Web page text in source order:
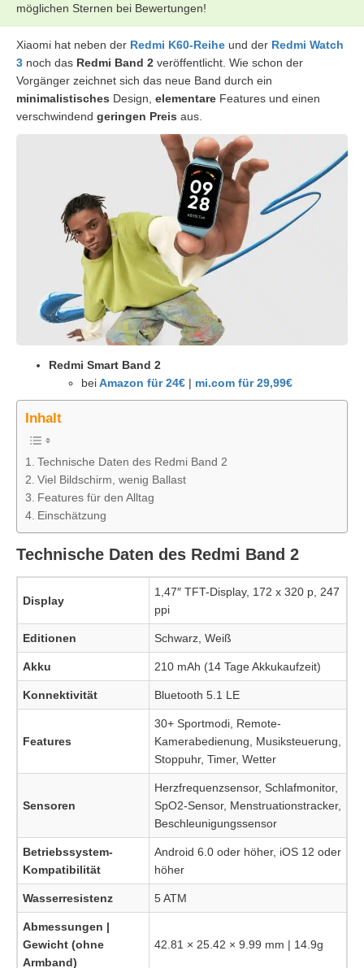
möglichen Sternen bei Bewertungen!
Xiaomi hat neben der Redmi K60-Reihe und der Redmi Watch
3 noch das Redmi Band 2 veröffentlicht. Wie schon der
Vorgänger zeichnet sich das neue Band durch ein
minimalistisches Design, elementare Features und einen
verschwindend geringen Preis aus.
Redmi Smart Band 2
beiAmazon für 24€ | mi.com für 29,99€
Inhalt
Technische Daten des Redmi Band 2
Viel Bildschirm, wenig Ballast
Features für den Alltag
Einschätzung
Technische Daten des Redmi Band 2
Display
1,47″ TFT-Display, 172 x 320 p, 247
ppi
Editionen Schwarz, Weiß
Akku 210 mAh (14 Tage Akkukaufzeit)
Konnektivität Bluetooth 5.1 LE
Features
30+ Sportmodi, Remote-
Kamerabedienung, Musiksteuerung,
Stoppuhr, Timer, Wetter
Sensoren
Herzfrequenzsensor, Schlafmonitor,
SpO2-Sensor, Menstruationstracker,
Beschleunigungssensor
Betriebssystem-
Kompatibilität
Android 6.0 oder höher, iOS 12 oder
höher
Wasserresistenz 5 ATM
Abmessungen |
Gewicht (ohne
Armband)
42.81 × 25.42 × 9.99 mm | 14.9g